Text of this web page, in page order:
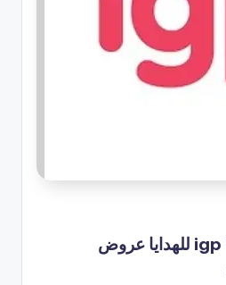
كود خصم متجر هدايا igp للهدايا عروض